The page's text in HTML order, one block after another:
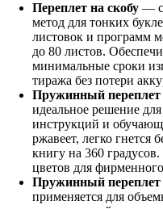
Переплет на скобу —
метод для тонких
листовок и программ
до 80 листов.
минимальные сроки
тиража без потери
Пружинный переплет
идеальное решение
инструкций и
ржавеет, легко гнется
книгу на 360
цветов для
Пружинный переплет
применяется для